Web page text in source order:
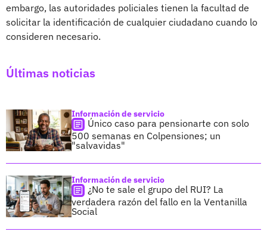
embargo, las autoridades policiales tienen la facultad de
solicitar la identificación de cualquier ciudadano cuando lo
consideren necesario.
Últimas noticias
Información de servicio
Único caso para pensionarte con solo
500 semanas en Colpensiones; un
"salvavidas"
Información de servicio
¿No te sale el grupo del RUI? La
verdadera razón del fallo en la Ventanilla
Social